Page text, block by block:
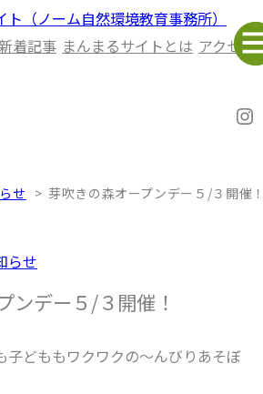
着記事 まんまるサイトとは アクセス
せ 芽吹きの森オープンデー５/３開催
らせ
ンデー５/３開催！
子どももワクワクの～んびりあそぼ